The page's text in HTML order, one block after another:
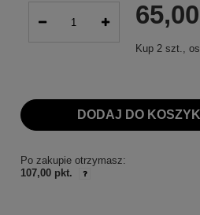
Kup 2 szt.,
DODAJ DO
Po zakupie otrzymasz:
107,00 pkt.